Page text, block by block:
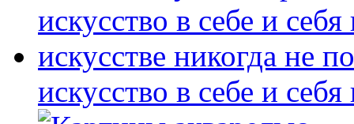
искусство в себе и